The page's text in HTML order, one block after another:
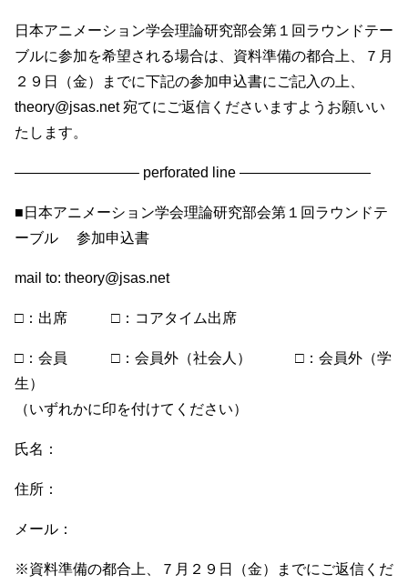
日本アニメーション学会理論研究部会第１回ラウンドテー
ブルに参加を希望される場合は、資料準備の都合上、７月
２９日（金）までに下記の参加申込書にご記入の上、
theory@jsas.net 宛てにご返信くださいますようお願いい
たします。
————————– perforated line —————————
■日本アニメーション学会理論研究部会第１回ラウンドテ
ーブル 参加申込書
mail to: theory@jsas.net
□：出席 □：コアタイム出席
□：会員 □：会員外（社会人） □：会員外（学
生）
（いずれかに印を付けてください）
氏名：
住所：
メール：
※資料準備の都合上、７月２９日（金）までにご返信くだ